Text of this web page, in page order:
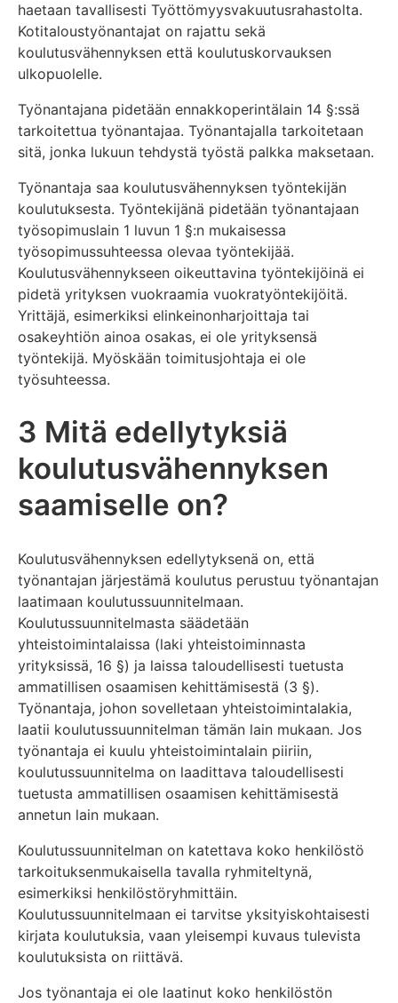
haetaan tavallisesti Työttömyysvakuutusrahastolta.
Kotitaloustyönantajat on rajattu sekä
koulutusvähennyksen että koulutuskorvauksen
ulkopuolelle.
Työnantajana pidetään ennakkoperintälain 14 §:ssä
tarkoitettua työnantajaa. Työnantajalla tarkoitetaan
sitä, jonka lukuun tehdystä työstä palkka maksetaan.
Työnantaja saa koulutusvähennyksen työntekijän
koulutuksesta. Työntekijänä pidetään työnantajaan
työsopimuslain 1 luvun 1 §:n mukaisessa
työsopimussuhteessa olevaa työntekijää.
Koulutusvähennykseen oikeuttavina työntekijöinä ei
pidetä yrityksen vuokraamia vuokratyöntekijöitä.
Yrittäjä, esimerkiksi elinkeinonharjoittaja tai
osakeyhtiön ainoa osakas, ei ole yrityksensä
työntekijä. Myöskään toimitusjohtaja ei ole
työsuhteessa.
3 Mitä edellytyksiä
koulutusvähennyksen
saamiselle on?
Koulutusvähennyksen edellytyksenä on, että
työnantajan järjestämä koulutus perustuu työnantajan
laatimaan koulutussuunnitelmaan.
Koulutussuunnitelmasta säädetään
yhteistoimintalaissa (laki yhteistoiminnasta
yrityksissä, 16 §) ja laissa taloudellisesti tuetusta
ammatillisen osaamisen kehittämisestä (3 §).
Työnantaja, johon sovelletaan yhteistoimintalakia,
laatii koulutussuunnitelman tämän lain mukaan. Jos
työnantaja ei kuulu yhteistoimintalain piiriin,
koulutussuunnitelma on laadittava taloudellisesti
tuetusta ammatillisen osaamisen kehittämisestä
annetun lain mukaan.
Koulutussuunnitelman on katettava koko henkilöstö
tarkoituksenmukaisella tavalla ryhmiteltynä,
esimerkiksi henkilöstöryhmittäin.
Koulutussuunnitelmaan ei tarvitse yksityiskohtaisesti
kirjata koulutuksia, vaan yleisempi kuvaus tulevista
koulutuksista on riittävä.
Jos työnantaja ei ole laatinut koko henkilöstön